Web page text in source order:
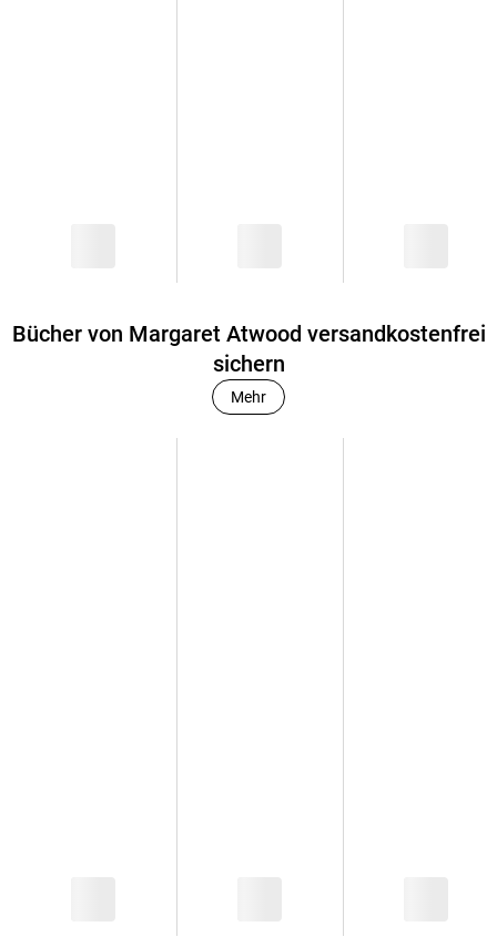
Bücher von Margaret Atwood versandkostenfrei
sichern
Mehr